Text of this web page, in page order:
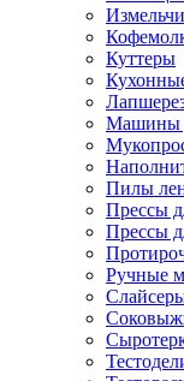
Куттеры
Машины
Пилы
Прессы
Прессы
Ручные